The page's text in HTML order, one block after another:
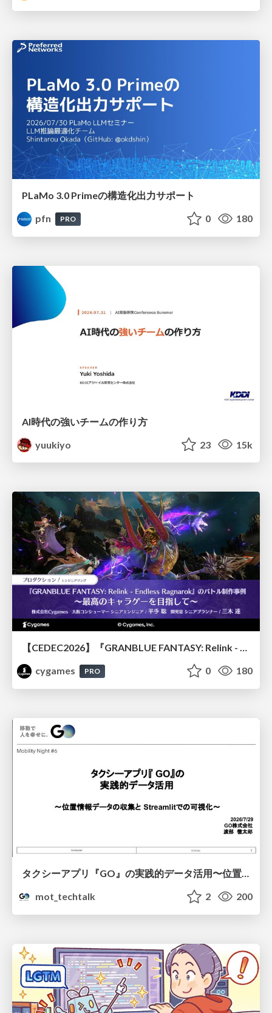
PLaMo 3.0 Primeの構造化出力サポート
pfn
PRO 0 180
AI時代の強いチームの作り方
yuukiyo
23 15k
【CEDEC2026】『GRANBLUE FANTASY: Relink - Endless Ragnarok』のバトル制作事例 ～最高のキャラゲーを目指して～
cygames
PRO 0 180
タクシーアプリ『GO』の実践的データ活用〜位置情報データの収集とStreamlitでの可視化〜
mot_techtalk
2 200